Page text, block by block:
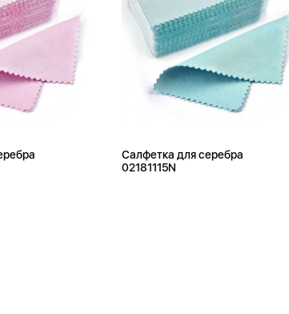
Салфетка для серебра
02181115N